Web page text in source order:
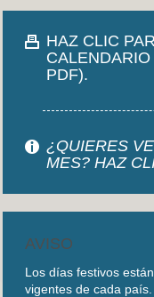
HAZ CLIC
PDF).
¿QUIERES
MES? HAZ
AVISO
Los días festivos
vigentes de cada